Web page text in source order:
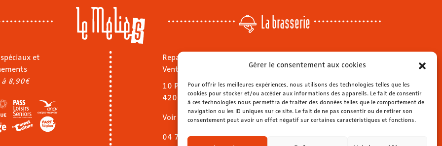
Gérer le consentement aux cookies
Pour offrir les meilleures expériences, nous utilisons des technologies telles que les
cookies pour stocker et/ou accéder aux informations des appareils. Le fait de consentir
à ces technologies nous permettra de traiter des données telles que le comportement de
navigation ou les ID uniques sur ce site. Le fait de ne pas consentir ou de retirer son
consentement peut avoir un effet négatif sur certaines caractéristiques et fonctions.
La brasserie
et
à 8,90€
Repas sur place
Vente à emporter
10 Pl. Jean Jaurès
42000 Saint-Étienne
Voir le menu
04 77 32 40 92
Mardi & mercredi: 11h - 00h30
Jeudi: 11h - 1h
Vendredi & samedi: 11h - 1h30
Dimanche: 11h - 00h